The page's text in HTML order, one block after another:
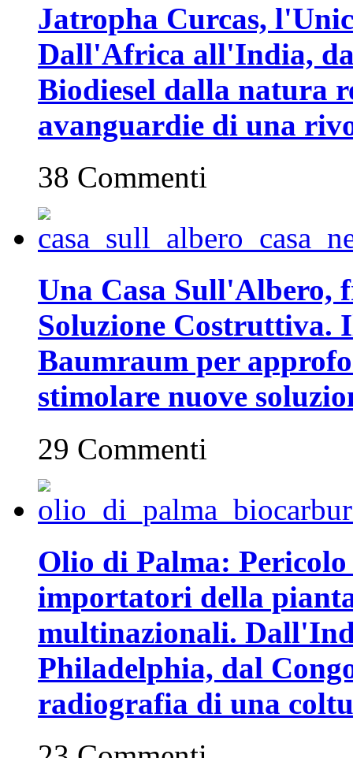
Jatropha Curcas,
Dall'Africa all'India,
Biodiesel dalla natura
avanguardie di una
38 Commenti
Una Casa Sull'Albero,
Soluzione Costruttiva.
Baumraum per
stimolare nuove
29 Commenti
Olio di Palma:
importatori della
multinazionali.
Philadelphia, dal
radiografia di una